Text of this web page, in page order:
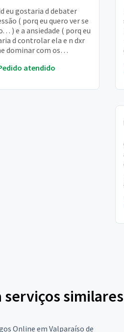
eu gostaria d debater
( porq eu quero ver se
. . ) e a ansiedade ( porq eu
d controlar ela e n dxr
dominar com os
atendido
serviços
Online em Valparaíso de